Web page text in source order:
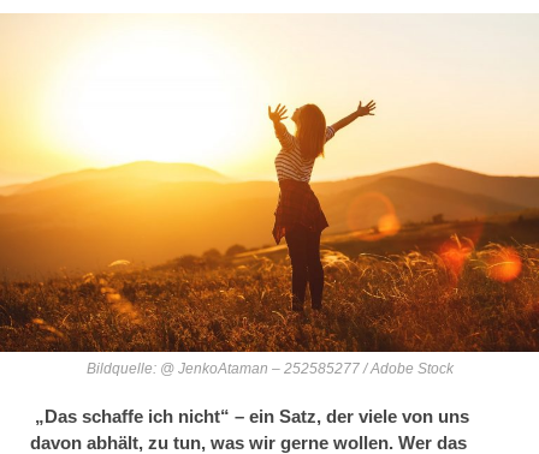
Bildquelle: @ JenkoAtaman – 252585277 / Adobe Stock
„Das schaffe ich nicht“ – ein Satz, der viele von uns
davon abhält, zu tun, was wir gerne wollen. Wer das